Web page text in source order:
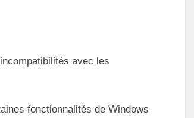
avec les
fonctionnalités de Windows